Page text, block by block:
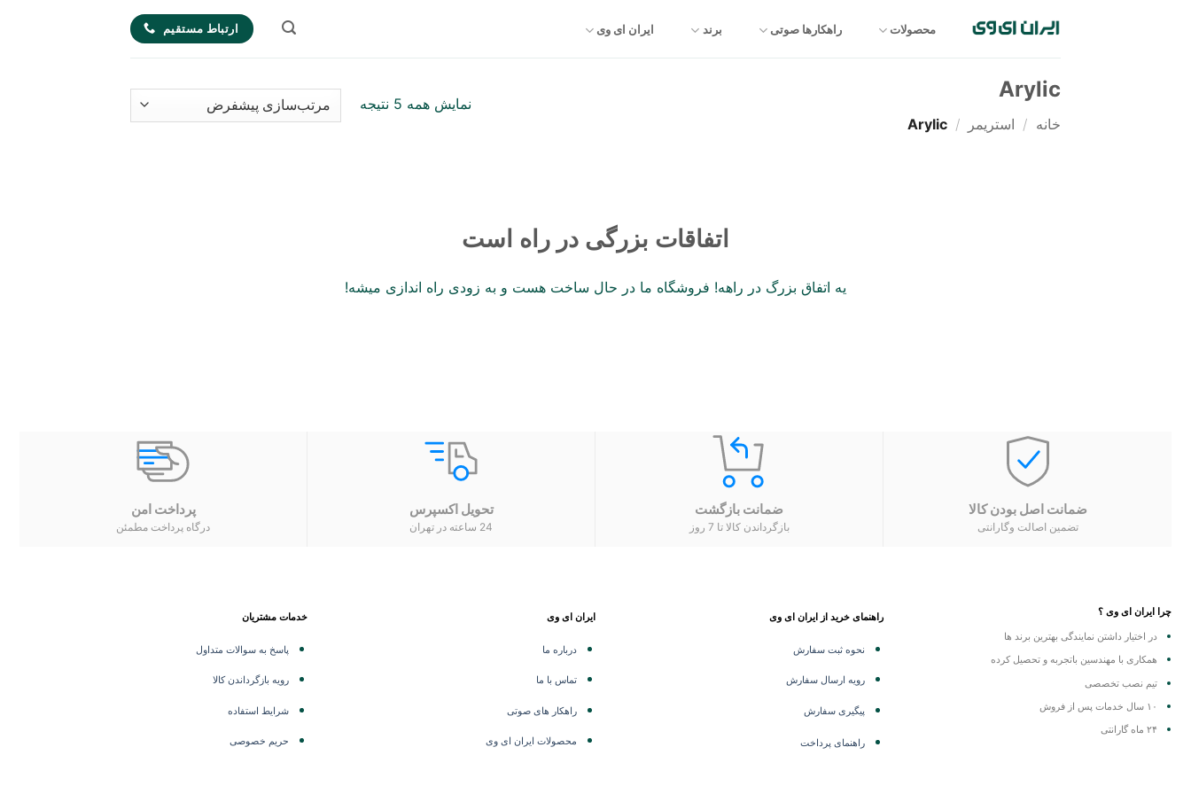
محصولات راهکارها صوتی برند ایران ای وی ارتباط مستقیم
Arylic
خانه / استریمر /
Arylic
نمایش همه 5 نتیجه
اتفاقات بزرگی در راه است
یه اتفاق بزرگ در راهه! فروشگاه ما در حال ساخت هست و به زودی راه اندازی میشه!
ضمانت اصل بودن کالا
تضمین اصالت وگارانتی
ضمانت بازگشت
بازگرداندن کالا تا 7 روز
تحویل اکسپرس
24 ساعته در تهران
پرداخت امن
درگاه پرداخت مطمئن
چرا ایران ای وی ؟
در اختیار داشتن نمایندگی بهترین برند ها
همکاری با مهندسین باتجربه و تحصیل کرده
تیم نصب تخصصی
۱۰ سال خدمات پس از فروش
۲۴ ماه گارانتی
راهنمای خرید از ایران ای وی
نحوه ثبت سفارش
رویه ارسال سفارش
پیگیری سفارش
راهنمای پرداخت
ایران ای وی
درباره ما
تماس با ما
راهکار های صوتی
محصولات ایران ای وی
خدمات مشتریان
پاسخ به سوالات متداول
رویه بازگرداندن کالا
شرایط استفاده
حریم خصوصی